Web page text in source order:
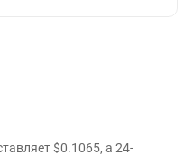
$0.1065, а 24-